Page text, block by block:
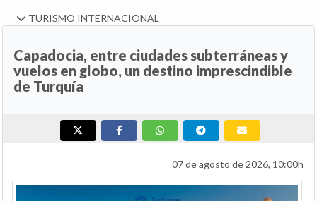
TURISMO INTERNACIONAL
Capadocia, entre ciudades subterráneas y
vuelos en globo, un destino imprescindible
de Turquía
07 de agosto de 2026, 10:00h